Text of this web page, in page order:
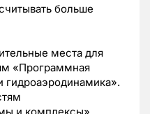
больше
места для
«Программная
гидроаэродинамика».